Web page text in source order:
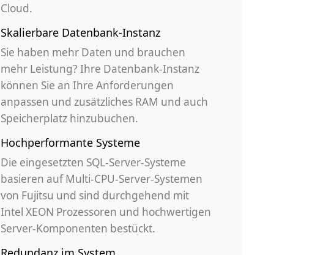
Cloud.
Skalierbare Datenbank-Instanz
Sie haben mehr Daten und brauchen
mehr Leistung? Ihre Datenbank-Instanz
können Sie an Ihre Anforderungen
anpassen und zusätzliches RAM und auch
Speicherplatz hinzubuchen.
Hochperformante Systeme
Die eingesetzten SQL-Server-Systeme
basieren auf Multi-CPU-Server-Systemen
von Fujitsu und sind durchgehend mit
Intel XEON Prozessoren und hochwertigen
Server-Komponenten bestückt.